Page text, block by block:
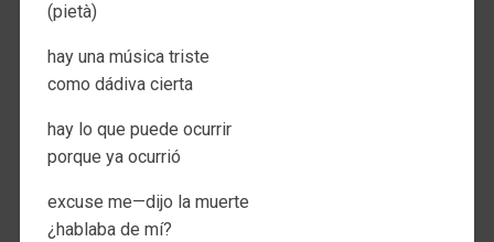
(pietà)
hay una música triste
como dádiva cierta
hay lo que puede ocurrir
porque ya ocurrió
excuse me—dijo la muerte
¿hablaba de mí?